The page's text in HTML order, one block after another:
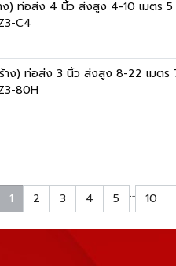
ท่อส่ง 4 นิ้ว ส่งสูง 4-10 เมตร 5
C4
) ท่อส่ง 3 นิ้ว ส่งสูง 8-22 เมตร
80H
1 2 3 4 5 … 10